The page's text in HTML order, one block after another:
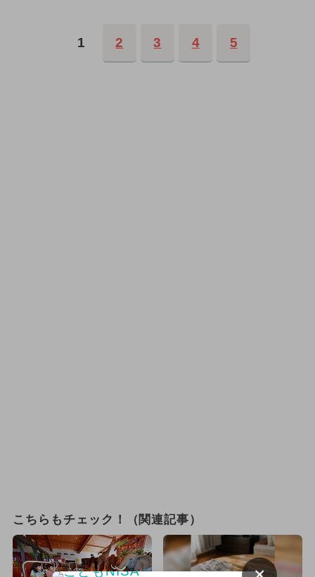
1 2 3 4 5
こちらもチェック！（関連記事）